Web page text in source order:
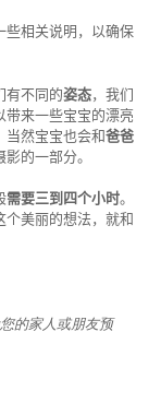
些相关说明，以确保
有不同的姿态，我们
带来一些宝宝的漂亮
当然宝宝也会和爸爸
的一部分。
需要三到四个小时。
个美丽的想法，就和
的家人或朋友预